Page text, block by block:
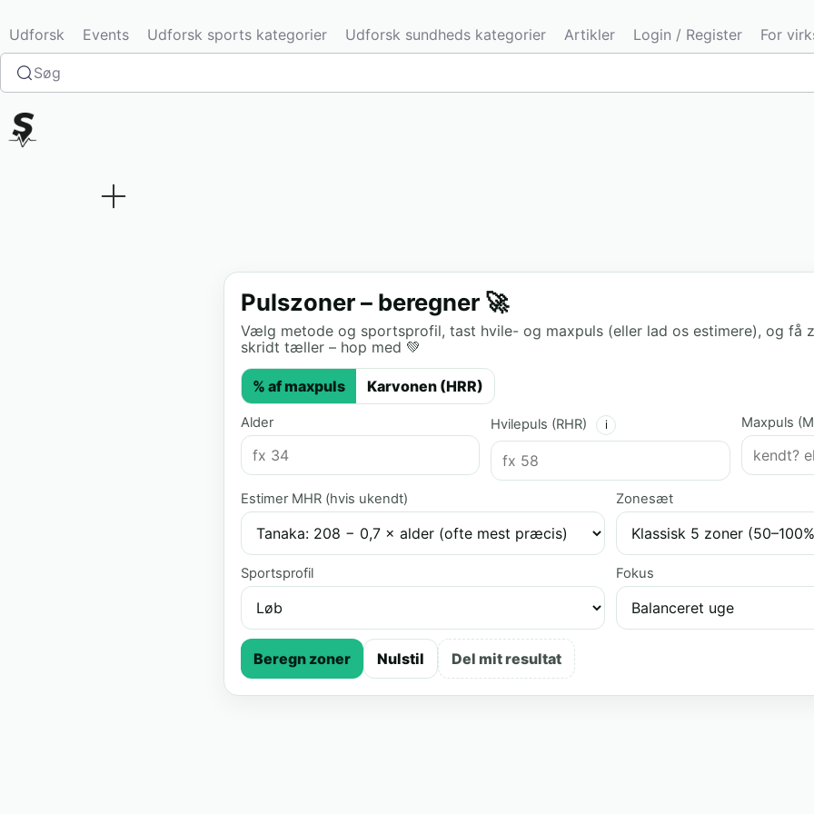
Udforsk Events Udforsk sports kategorier Udforsk sundheds kategorier Artikler Login / Register For
Søg
Pulszoner – beregner 🚀
Vælg metode og sportsprofil, tast hvile- og maxpuls (eller lad os estimere), og få
skridt tæller – hop med 💚
% af maxpuls Karvonen (HRR)
Alder Hvilepuls (RHR) i Maxpuls
Estimer MHR (hvis ukendt) Zonesæt
Sportsprofil Fokus
Beregn zoner Nulstil Del mit resultat